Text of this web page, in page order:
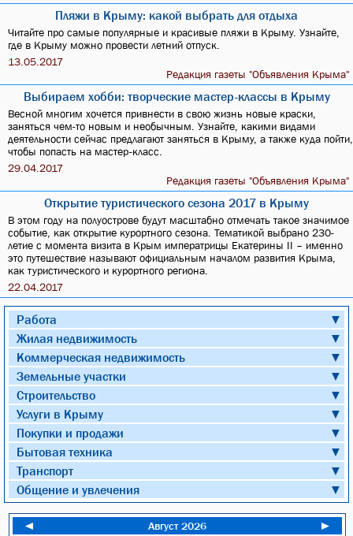
Пляжи в Крыму: какой выбрать для отдыха
Читайте про самые популярные и красивые пляжи в Крыму. Узнайте,
где в Крыму можно провести летний отпуск.
13.05.2017
Редакция газеты "Объявления Крыма"
Выбираем хобби: творческие мастер-классы в Крыму
Весной многим хочется привнести в свою жизнь новые краски,
заняться чем-то новым и необычным. Узнайте, какими видами
деятельности сейчас предлагают заняться в Крыму, а также куда пойти,
чтобы попасть на мастер-класс.
29.04.2017
Редакция газеты "Объявления Крыма"
Открытие туристического сезона 2017 в Крыму
В этом году на полуострове будут масштабно отмечать такое значимое
событие, как открытие курортного сезона. Тематикой выбрано 230-
летие с момента визита в Крым императрицы Екатерины II – именно
это путешествие называют официальным началом развития Крыма,
как туристического и курортного региона.
22.04.2017
Работа ▼
Жилая недвижимость ▼
Коммерческая недвижимость ▼
Земельные участки ▼
Строительство ▼
Услуги в Крыму ▼
Покупки и продажи ▼
Бытовая техника ▼
Транспорт ▼
Общение и увлечения ▼
◄ Август 2026
►